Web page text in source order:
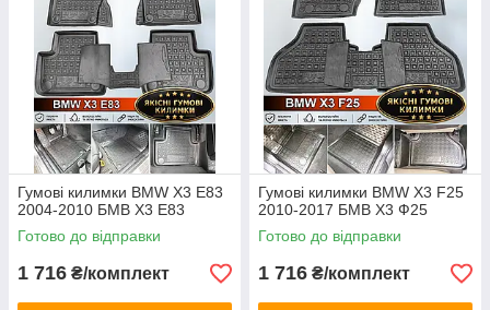
Гумові килимки BMW X3 E83
2004-2010 БМВ Х3 Е83
Готово до відправки
1 716 ₴/комплект
Гумові килимки BMW X3 F25
2010-2017 БМВ Х3 Ф25
Готово до відправки
1 716 ₴/комплект